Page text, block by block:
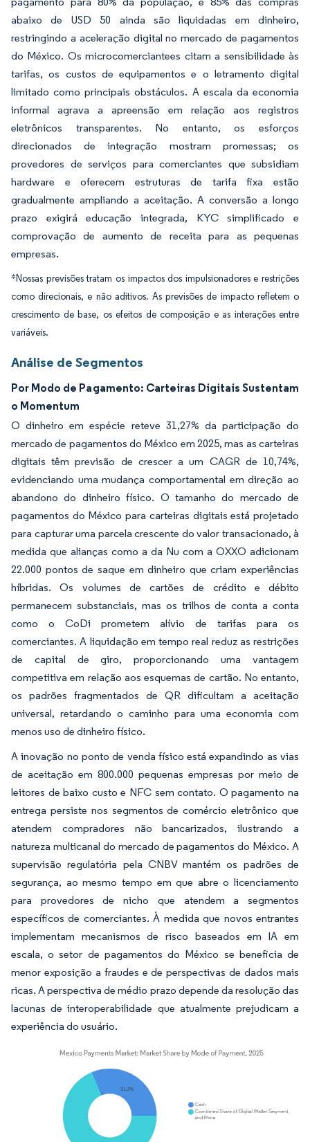
abaixo de USD 50 ainda são liquidadas em dinheiro,
restringindo a aceleração digital no mercado de pagamentos
do México. Os microcomerciantees citam a sensibilidade às
tarifas, os custos de equipamentos e o letramento digital
limitado como principais obstáculos. A escala da economia
informal agrava a apreensão em relação aos registros
eletrônicos transparentes. No entanto, os esforços
direcionados de integração mostram promessas; os
provedores de serviços para comerciantes que subsidiam
hardware e oferecem estruturas de tarifa fixa estão
gradualmente ampliando a aceitação. A conversão a longo
prazo exigirá educação integrada, KYC simplificado e
comprovação de aumento de receita para as pequenas
empresas.
*Nossas previsões tratam os impactos dos impulsionadores e restrições
como direcionais, e não aditivos. As previsões de impacto refletem o
crescimento de base, os efeitos de composição e as interações entre
variáveis.
Análise de Segmentos
Por Modo de Pagamento: Carteiras Digitais Sustentam
o Momentum
O dinheiro em espécie reteve 31,27% da participação do
mercado de pagamentos do México em 2025, mas as carteiras
digitais têm previsão de crescer a um CAGR de 10,74%,
evidenciando uma mudança comportamental em direção ao
abandono do dinheiro físico. O tamanho do mercado de
pagamentos do México para carteiras digitais está projetado
para capturar uma parcela crescente do valor transacionado, à
medida que alianças como a da Nu com a OXXO adicionam
22.000 pontos de saque em dinheiro que criam experiências
híbridas. Os volumes de cartões de crédito e débito
permanecem substanciais, mas os trilhos de conta a conta
como o CoDi prometem alívio de tarifas para os
comerciantes. A liquidação em tempo real reduz as restrições
de capital de giro, proporcionando uma vantagem
competitiva em relação aos esquemas de cartão. No entanto,
os padrões fragmentados de QR dificultam a aceitação
universal, retardando o caminho para uma economia com
menos uso de dinheiro físico.
A inovação no ponto de venda físico está expandindo as vias
de aceitação em 800.000 pequenas empresas por meio de
leitores de baixo custo e NFC sem contato. O pagamento na
entrega persiste nos segmentos de comércio eletrônico que
atendem compradores não bancarizados, ilustrando a
natureza multicanal do mercado de pagamentos do México. A
supervisão regulatória pela CNBV mantém os padrões de
segurança, ao mesmo tempo em que abre o licenciamento
para provedores de nicho que atendem a segmentos
específicos de comerciantes. À medida que novos entrantes
implementam mecanismos de risco baseados em IA em
escala, o setor de pagamentos do México se beneficia de
menor exposição a fraudes e de perspectivas de dados mais
ricas. A perspectiva de médio prazo depende da resolução das
lacunas de interoperabilidade que atualmente prejudicam a
experiência do usuário.